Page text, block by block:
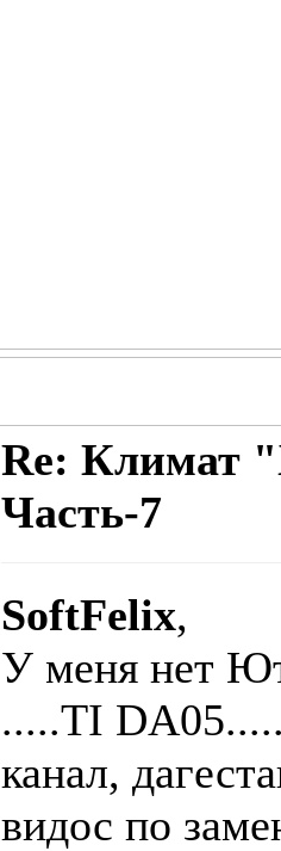
Re: Климат
Часть-7
SoftFelix,
У меня нет
.....TI
канал,
видос по